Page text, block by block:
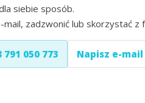
siebie sposób.
mail, zadzwonić lub skorzystać
050 773 Napisz e-mail